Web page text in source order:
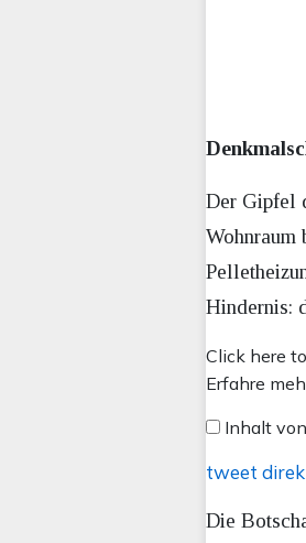
Der Gipfel
Wohnraum
Hindernis:
Inhalt
von
anzeigen
Click here
Erfahre
Inhalt
tweet
Die